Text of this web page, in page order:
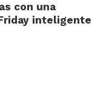
con una
inteligente